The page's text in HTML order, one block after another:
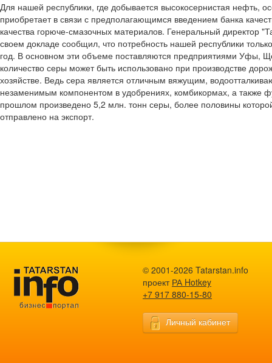
Для нашей республики, где добывается высокосернистая нефть,
приобретает в связи с предполагающимся введением банка
качества горюче-смазочных материалов. Генеральный директор
своем докладе сообщил, что потребность нашей республики
год. В основном эти объеме поставляются предприятиями Уфы,
количество серы может быть использовано при производстве
хозяйстве. Ведь сера является отличным вяжущим,
незаменимым компонентом в удобрениях, комбикормах, а также
прошлом произведено 5,2 млн. тонн серы, более половины
отправлено на экспорт.
© 2001-2026 Tatarstan.info
проект РА Hotkey
+7 917 880-15-80
Личный кабинет